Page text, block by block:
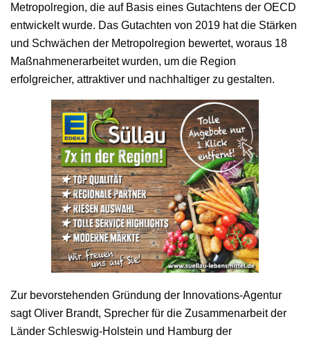
Metropolregion, die auf Basis eines Gutachtens der OECD
entwickelt wurde. Das Gutachten von 2019 hat die Stärken
und Schwächen der Metropolregion bewertet, woraus 18
Maßnahmenerarbeitet wurden, um die Region
erfolgreicher, attraktiver und nachhaltiger zu gestalten.
Zur bevorstehenden Gründung der Innovations-Agentur
sagt Oliver Brandt, Sprecher für die Zusammenarbeit der
Länder Schleswig-Holstein und Hamburg der